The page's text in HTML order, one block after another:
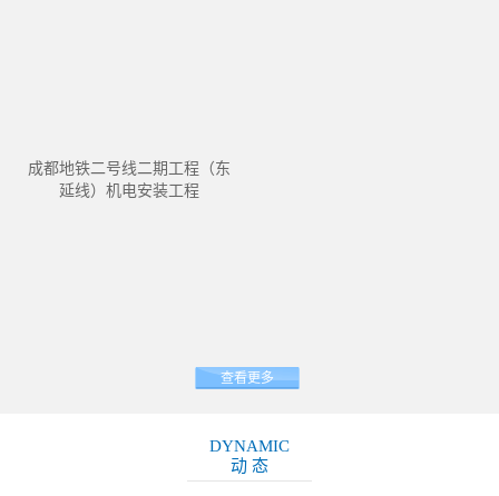
成都地铁二号线二期工程（东
延线）机电安装工程
查看更多
DYNAMIC
动 态